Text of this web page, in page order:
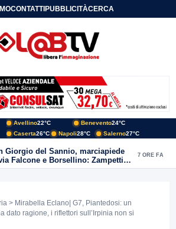
CONTATTIPUBBLICITÀCERCA
Avellino22°C Benevento24°C
Caserta26°C Napoli28°C Salerno27°C
Giorgio del Sannio, marciapiede
Falcone e Borsellino: Zampetti e
replicano alle polemiche
7 ORE FA
> Mirabella Eclano| G7, Piantedosi: un
dato ragione, i riflettori sull’Irpinia non si